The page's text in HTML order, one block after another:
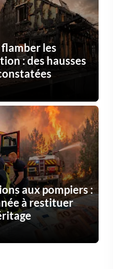
les
: des hausses
aux pompiers :
à restituer